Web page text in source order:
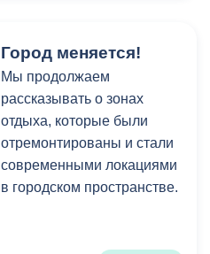
Северной Осетии
занимается ВМБУ
«Городской центр
управления
автомобильными
парковками».
Город меняется!
Мы продолжаем
рассказывать о зонах
отдыха, которые были
отремонтированы и стали
современными локациями
в городском пространстве.